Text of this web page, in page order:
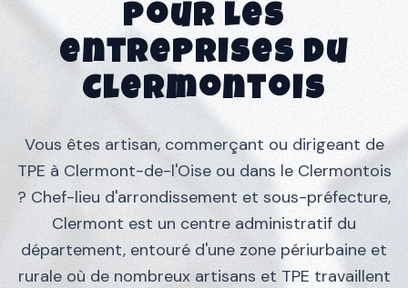
pour les
entreprises du
Clermontois
Vous êtes artisan, commerçant ou dirigeant de
TPE à Clermont-de-l'Oise ou dans le Clermontois
? Chef-lieu d'arrondissement et sous-préfecture,
Clermont est un centre administratif du
département, entouré d'une zone périurbaine et
rurale où de nombreux artisans et TPE travaillent